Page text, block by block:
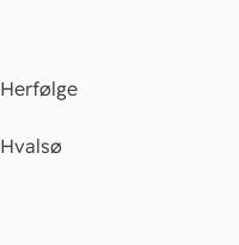
Herfølge
Hvalsø